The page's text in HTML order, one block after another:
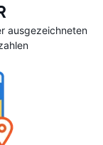
ausgezeichneten